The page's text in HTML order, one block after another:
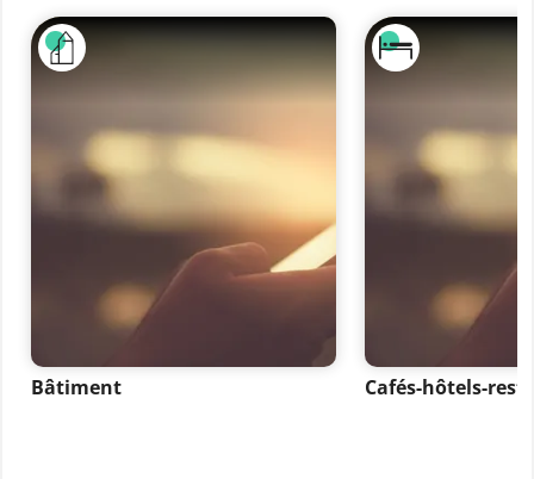
Bâtiment Cafés-hôtels-